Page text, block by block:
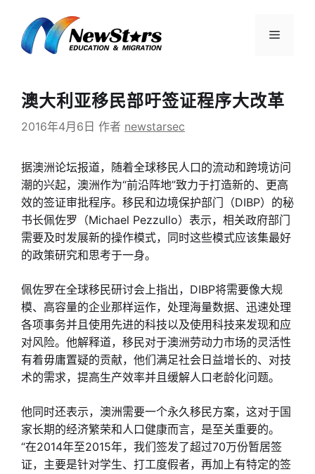
菜
澳大利亚移民部吁签证程序大改革
2016年4月6日 作者 newstarsec
据澳洲论坛报道，随着全球移民人口的流动和跨境访问
潮的兴起，澳洲作为“前沿阵地”致力于打造新的、更高
效的签证审批程序。移民和边境保护部门（DIBP）的秘
书长佩佐罗（Michael Pezzullo）表示，相关政府部门
需要及时发展新的操作模式，同时这些模式应该集最好
的政策研究和思考于一身。
佩佐罗在全球移民研讨会上指出，DIBP将需要像大规
模、高容量的企业那样运作，处理海量数据、迅速处理
各项事务并且使用先进的科技以及使用科技来发现和应
对风险。他解释道，移民对于澳洲劳动力市场的灵活性
有着毋庸置疑的贡献，他们满足社会日益增长的、对技
术的需求，提高生产效率并且缓解人口老龄化问题。
他同时还表示，澳洲需要一个永久移民方案，这对于国
家长期的经济繁荣和人口健康而言，是至关重要的。
“在2014年至2015年，我们签发了超过70万份暂居签
证，主要是针对学生、打工度假者，再加上有特定的签